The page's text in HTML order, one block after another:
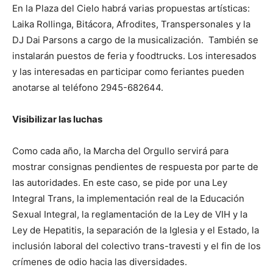
En la Plaza del Cielo habrá varias propuestas artísticas:
Laika Rollinga, Bitácora, Afrodites, Transpersonales y la
DJ Dai Parsons a cargo de la musicalización. También se
instalarán puestos de feria y foodtrucks. Los interesados
y las interesadas en participar como feriantes pueden
anotarse al teléfono 2945-682644.
Visibilizar las luchas
Como cada año, la Marcha del Orgullo servirá para
mostrar consignas pendientes de respuesta por parte de
las autoridades. En este caso, se pide por una Ley
Integral Trans, la implementación real de la Educación
Sexual Integral, la reglamentación de la Ley de VIH y la
Ley de Hepatitis, la separación de la Iglesia y el Estado, la
inclusión laboral del colectivo trans-travesti y el fin de los
crímenes de odio hacia las diversidades.